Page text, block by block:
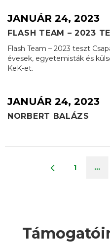
JANUÁR 24, 2023
FLASH TEAM – 2023
Flash Team – 2023 teszt
évesek, egyetemisták és
KeK-et.
JANUÁR 24, 2023
NORBERT BALÁZS
1 …